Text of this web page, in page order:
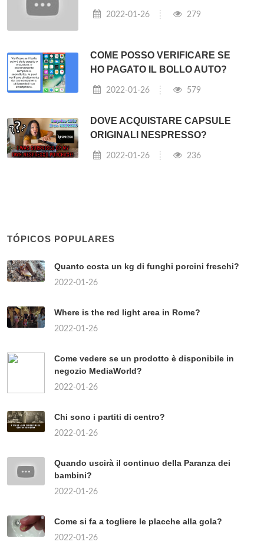
2022-01-26 279
COME POSSO VERIFICARE SE
HO PAGATO IL BOLLO AUTO?
2022-01-26 579
DOVE ACQUISTARE CAPSULE
ORIGINALI NESPRESSO?
2022-01-26 236
TÓPICOS POPULARES
Quanto costa un kg di funghi porcini freschi?
2022-01-26
Where is the red light area in Rome?
2022-01-26
Come vedere se un prodotto è disponibile in
negozio MediaWorld?
2022-01-26
Chi sono i partiti di centro?
2022-01-26
Quando uscirà il continuo della Paranza dei
bambini?
2022-01-26
Come si fa a togliere le placche alla gola?
2022-01-26